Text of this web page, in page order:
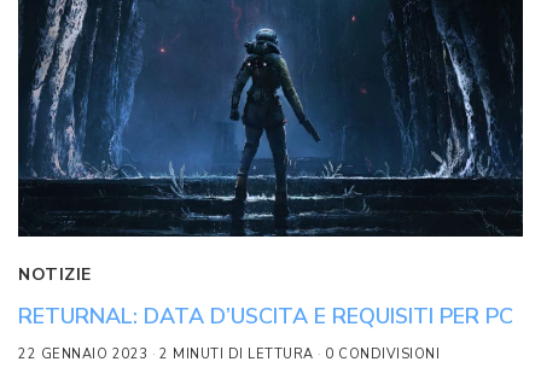
NOTIZIE
RETURNAL: DATA D’USCITA E REQUISITI PER PC
22 GENNAIO 2023 2 MINUTI DI LETTURA 0 CONDIVISIONI